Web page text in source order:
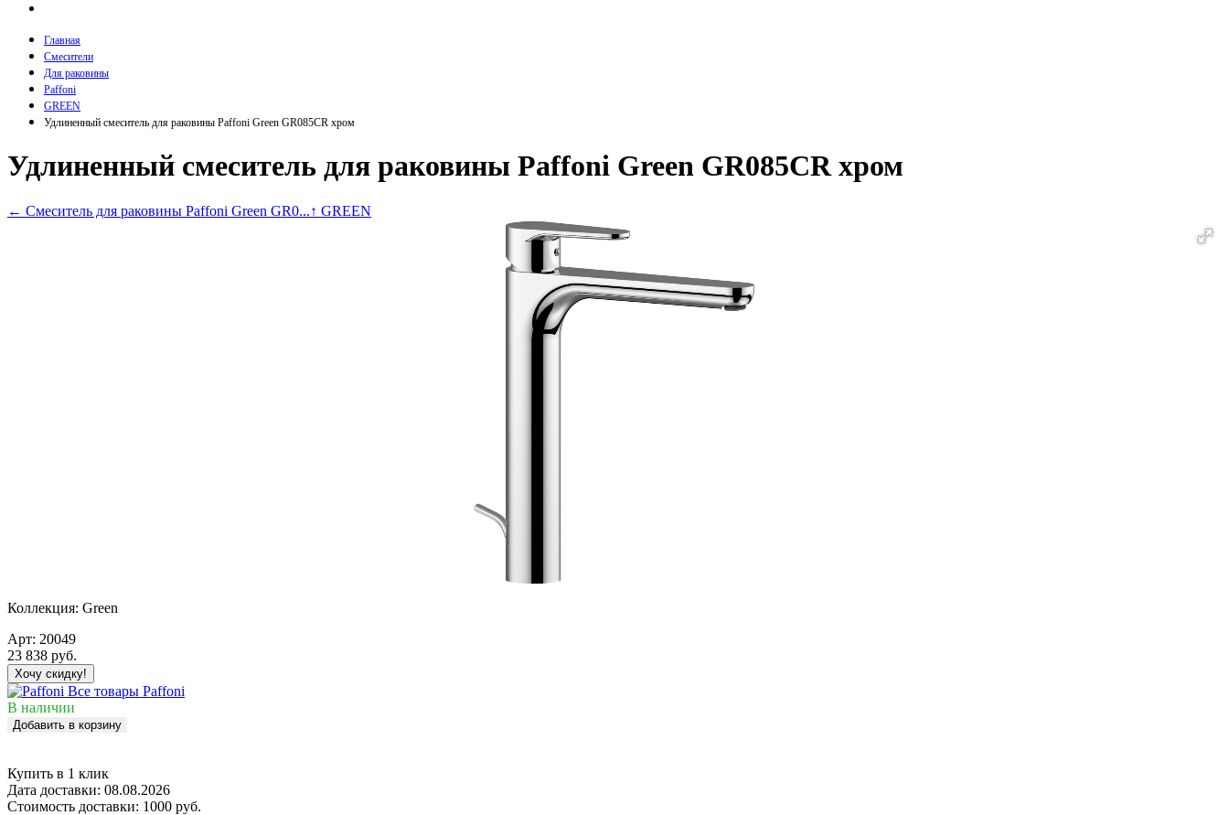
Главная
Смесители
Для раковины
Paffoni
GREEN
Удлиненный смеситель для раковины Paffoni Green GR085CR хром
Удлиненный смеситель для раковины Paffoni Green GR085CR хром
← Смеситель для раковины Paffoni Green GR0...↑ GREEN
Коллекция: Green
Арт: 20049
23 838 руб.
Хочу скидку!
Все товары Paffoni
В наличии
Добавить в корзину
Купить в 1 клик
Дата доставки: 08.08.2026
Стоимость доставки: 1000 руб.